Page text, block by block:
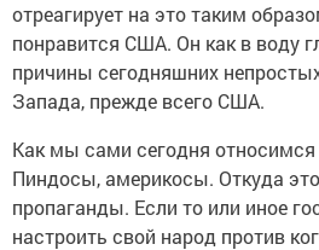
отреагирует на это таким
понравится США. Он как в воду
причины сегодняшних
Запада, прежде всего США.
Как мы сами сегодня
Пиндосы, америкосы. Откуда
пропаганды. Если то или иное
настроить свой народ против